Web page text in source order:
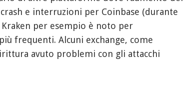
e interruzioni per Coinbase (durante
per esempio è noto per
frequenti. Alcuni exchange, come
avuto problemi con gli attacchi